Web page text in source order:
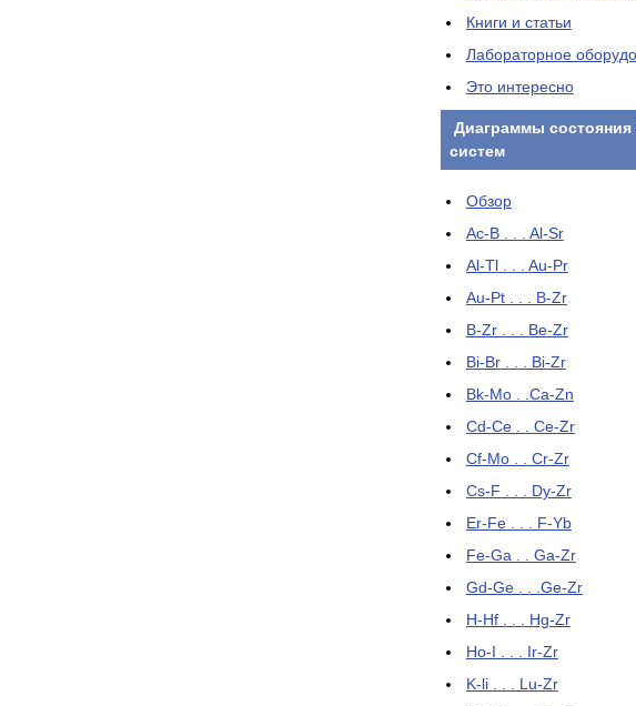
Книги и статьи
Лабораторное
Это интересно
Диаграммы
систем
Обзор
Ac-B . . . Al-Sr
Al-Tl . . . Au-Pr
Au-Pt . . . B-Zr
B-Zr . . . Be-Zr
Bi-Br . . . Bi-Zr
Bk-Mo . .Ca-Zn
Cd-Ce . . Ce-Zr
Cf-Mo . . Cr-Zr
Cs-F . . . Dy-Zr
Er-Fe . . . F-Yb
Fe-Ga . . Ga-Zr
Gd-Ge . . .Ge-Zr
H-Hf . . . Hg-Zr
Ho-I . . . Ir-Zr
K-li . . . Lu-Zr